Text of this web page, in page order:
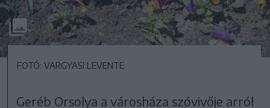
FOTÓ: VARGYASI LEVENTE
Geréb Orsolya a városháza szóvivője arról